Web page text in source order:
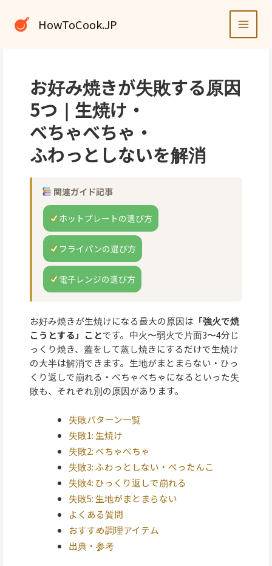
HowToCook.JP
お好み焼きが失敗する原因
5つ｜生焼け・
べちゃべちゃ・
ふわっとしないを解消
関連ガイド記事
ホットプレートの選び方
フライパンの選び方
電子レンジの選び方
お好み焼きが生焼けになる最大の原因は 「強火で焼
こうとする」ことです。中火〜弱火で片面3〜4分じ
っくり焼き、蓋をして蒸し焼きにするだけで生焼け
の大半は解消できます。生地がまとまらない・ひっ
くり返しで崩れる・べちゃべちゃになるといった失
敗も、それぞれ別の原因があります。
失敗パターン一覧
失敗1: 生焼け
失敗2: べちゃべちゃ
失敗3: ふわっとしない・ぺったんこ
失敗4: ひっくり返しで崩れる
失敗5: 生地がまとまらない
よくある質問
おすすめ調理アイテム
出典・参考